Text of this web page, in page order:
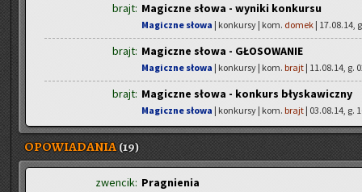
brajt: Magiczne słowa - wyniki konkursu
Magiczne słowa | konkursy | kom. domek | 17.08.14,
brajt: Magiczne słowa - GŁOSOWANIE
Magiczne słowa | konkursy | kom. brajt | 11.08.14, g.
brajt: Magiczne słowa - konkurs błyskawiczny
Magiczne słowa | konkursy | kom. brajt | 03.08.14, g.
OPOWIADANIA(19)
zwencik: Pragnienia